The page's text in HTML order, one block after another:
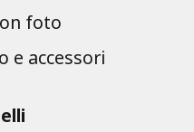
foto
e accessori